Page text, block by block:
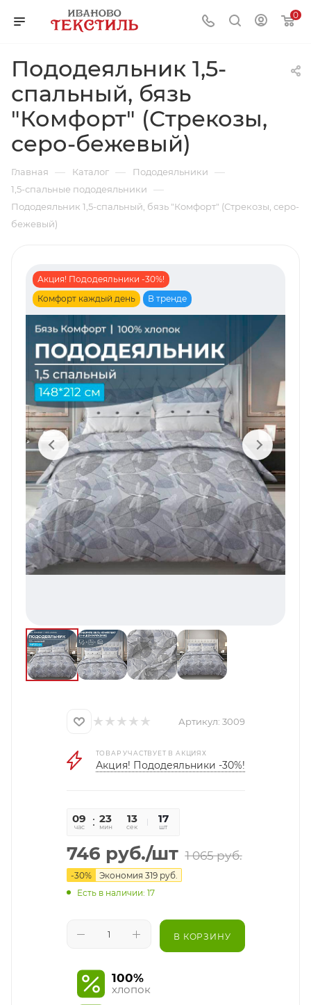
0
Пододеяльник 1,5-
спальный, бязь
"Комфорт" (Стрекозы,
серо-бежевый)
Главная — Каталог — Пододеяльники —
1,5-спальные пододеяльники —
Пододеяльник 1,5-спальный, бязь "Комфорт" (Стрекозы, серо-
бежевый)
Акция! Пододеяльники -30%!
Комфорт каждый день
В тренде
Артикул: 3009
ТОВАР УЧАСТВУЕТ В АКЦИЯХ
Акция! Пододеяльники -30%!
09
час
23
мин
12
сек
17
шт
746 руб./шт 1 065руб.
-30% Экономия 319руб.
Есть в наличии: 17
В КОРЗИНУ
100%
хлопок